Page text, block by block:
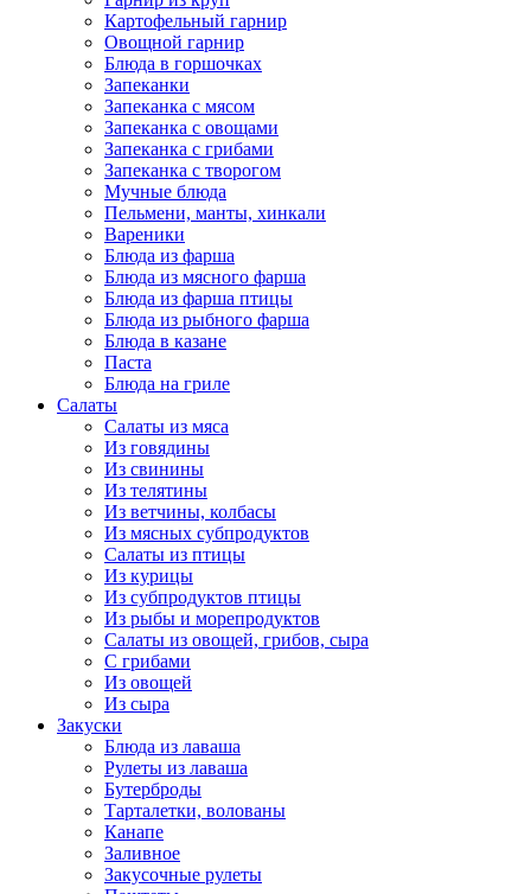
Картофельный гарнир
Овощной гарнир
Блюда в горшочках
Запеканки
Запеканка с мясом
Запеканка с овощами
Запеканка с грибами
Запеканка с творогом
Мучные блюда
Пельмени, манты, хинкали
Вареники
Блюда из фарша
Блюда из мясного фарша
Блюда из фарша птицы
Блюда из рыбного фарша
Блюда в казане
Паста
Блюда на гриле
Салаты
Салаты из мяса
Из говядины
Из свинины
Из телятины
Из ветчины, колбасы
Из мясных субпродуктов
Салаты из птицы
Из курицы
Из субпродуктов птицы
Из рыбы и морепродуктов
Салаты из овощей, грибов, сыра
С грибами
Из овощей
Из сыра
Закуски
Блюда из лаваша
Рулеты из лаваша
Бутерброды
Тарталетки, волованы
Канапе
Заливное
Закусочные рулеты